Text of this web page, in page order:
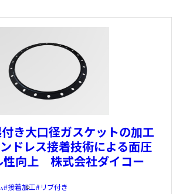
き大口径ガスケットの加工
ドレス接着技術による面圧
性向上 株式会社ダイコー
接着加工 リブ付き